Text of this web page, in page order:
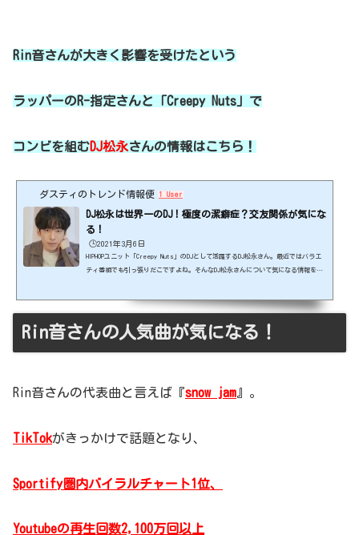
Rin音さんが大きく影響を受けたという
ラッパーのR-指定さんと「Creepy Nuts」で
コンビを組むDJ松永さんの情報はこちら！
ダスティのトレンド情報便 1 User
DJ松永は世界一のDJ！極度の潔癖症？交友関係が気にな
る！
🕒️2021年3月6日
HIPHOPユニット「Creepy Nuts」のDJとして活躍するDJ松永さん。最近ではバラエ
ティ番組でも引っ張りだこですよね。そんなDJ松永さんについて気になる情報をま
2019 FINAL」のバトル部門で優勝、同じ年にロンドンで開かれた「DMC WORLD DJ CH
AMPIONSHIPS 2019」に日本代表として出場、こ...
Rin音さんの人気曲が気になる！
Rin音さんの代表曲と言えば『snow jam 』。
TikTokがきっかけで話題となり、
Sportify圏内バイラルチャート1位、
Youtubeの再生回数2,100万回以上